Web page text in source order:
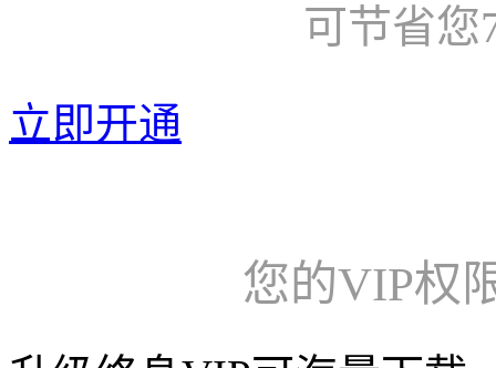
可节省您
立即开通
您的VIP权